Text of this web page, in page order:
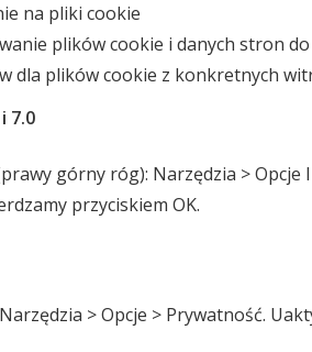
na pliki cookie
plików cookie i danych stron
dla plików cookie z konkretnych
7.0
górny róg): Narzędzia >
przyciskiem OK.
> Opcje > Prywatność.